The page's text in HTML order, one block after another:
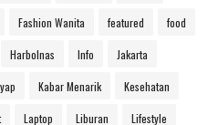
Fashion Wanita featured food
Harbolnas Info Jakarta
Kabar Menarik Kesehatan
Laptop Liburan Lifestyle